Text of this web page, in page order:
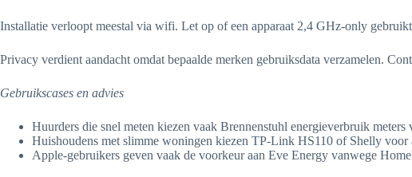
Installatie verloopt meestal via wifi. Let op of een apparaat 2,4 GHz-only
Privacy verdient aandacht omdat bepaalde merken gebruiksdata verzamelen.
Gebruikscases en advies
Huurders die snel meten kiezen vaak Brennenstuhl energieverbruik meters
Huishoudens met slimme woningen kiezen TP-Link HS110 of Shelly voor
Apple-gebruikers geven vaak de voorkeur aan Eve Energy vanwege